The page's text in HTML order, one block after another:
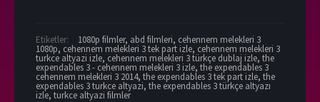
Etiketler: 1080p filmler, abd filmleri, cehennem melekleri 3
1080p, cehennem melekleri 3 tek part izle, cehennem melekleri 3
turkce altyazi izle, cehennem melekleri 3 türkçe dublaj izle, the
expendables 3 - cehennem melekleri 3 izle, the expendables 3
cehennem melekleri 3 2014, the expendables 3 tek part izle, the
expendables 3 turkce altyazi, the expendables 3 türkçe altyazı
izle, turkce altyazi filmler